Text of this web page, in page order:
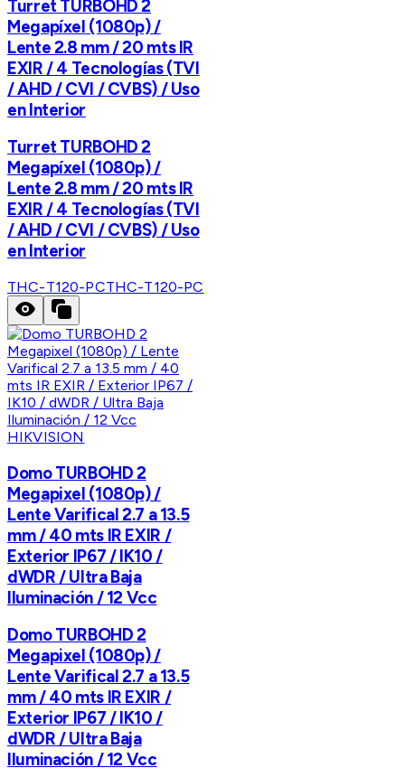
Turret TURBOHD 2
Megapíxel (1080p) /
Lente 2.8 mm / 20 mts IR
EXIR / 4 Tecnologías (TVI
/ AHD / CVI / CVBS) / Uso
en Interior
Turret TURBOHD 2
Megapíxel (1080p) /
Lente 2.8 mm / 20 mts IR
EXIR / 4 Tecnologías (TVI
/ AHD / CVI / CVBS) / Uso
en Interior
THC-T120-PCTHC-T120-PC
HIKVISION
Domo TURBOHD 2
Megapixel (1080p) /
Lente Varifical 2.7 a 13.5
mm / 40 mts IR EXIR /
Exterior IP67 / IK10 /
dWDR / Ultra Baja
Iluminación / 12 Vcc
Domo TURBOHD 2
Megapixel (1080p) /
Lente Varifical 2.7 a 13.5
mm / 40 mts IR EXIR /
Exterior IP67 / IK10 /
dWDR / Ultra Baja
Iluminación / 12 Vcc